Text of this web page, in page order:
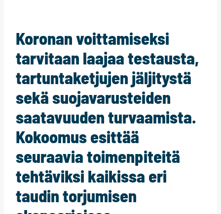
Koronan voittamiseksi
tarvitaan laajaa testausta,
tartuntaketjujen jäljitystä
sekä suojavarusteiden
saatavuuden turvaamista.
Kokoomus esittää
seuraavia toimenpiteitä
tehtäviksi kaikissa eri
taudin torjumisen